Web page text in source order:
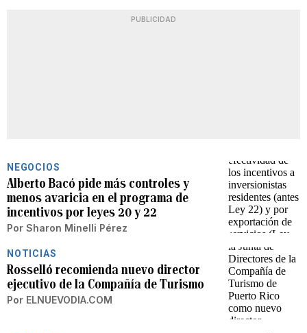
PUBLICIDAD
NEGOCIOS
Alberto Bacó pide más controles y
menos avaricia en el programa de
incentivos por leyes 20 y 22
Por Sharon Minelli Pérez
NOTICIAS
Rosselló recomienda nuevo director
ejecutivo de la Compañía de Turismo
Por ELNUEVODIA.COM